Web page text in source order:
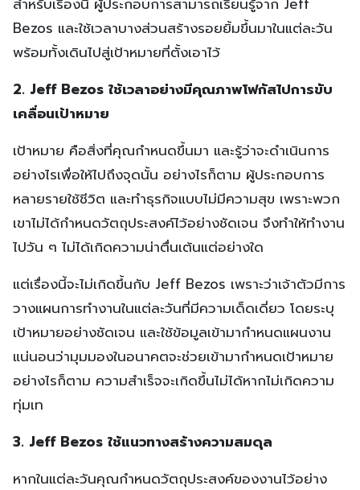
Bezos และใช้เวลาบางส่วนสร้างรอยยิ้มขึ้นมาในแต่ละวัน
พร้อมทั้งเดินไปสู่เป้าหมายที่ตั้งเอาไว้
2. Jeff Bezos ใช้เวลาอย่างมีคุณภาพโฟกัสไปการขับ
เคลื่อนเป้าหมาย
เป้าหมาย คือสิ่งที่คุณกำหนดขึ้นมา และรู้ว่าจะดำเนินการ
อย่างไรเพื่อให้ไปถึงจุดนั้น อย่างไรก็ตาม ผู้ประกอบการ
หลายรายใช้ชีวิต และทำธุรกิจแบบไม่มีความสุข เพราะพวก
เขาไม่ได้กำหนดวัตถุประสงค์ไว้อย่างชัดเจน จึงทำให้ทำงาน
ไปวัน ๆ ไม่ได้เกิดความน่าตื่นเต้นแต่อย่างใด
แต่เรื่องนี้จะไม่เกิดขึ้นกับ Jeff Bezos เพราะว่าเจ้าตัวมีการ
วางแผนการทำงานในแต่ละวันที่มีความเด็ดเดี่ยว โดยระบุ
เป้าหมายอย่างชัดเจน และใช้ข้อมูลเข้ามากำหนดแผนงาน
แน่นอนว่ามุมมองในอนาคตจะช่วยเข้ามากำหนดเป้าหมาย
อย่างไรก็ตาม ความสำเร็จจะเกิดขึ้นไม่ได้หากไม่เกิดความ
ทุ่มเท
3. Jeff Bezos ใช้แนวทางสร้างความสมดุล
หากในแต่ละวันคุณกำหนดวัตถุประสงค์ของงานไว้อย่าง